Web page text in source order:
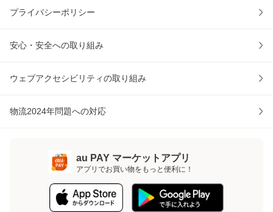
プライバシーポリシー
安心・安全への取り組み
ウェブアクセシビリティの取り組み
物流2024年問題への対応
au PAY マーケットアプリ
アプリでお買い物をもっと便利に！